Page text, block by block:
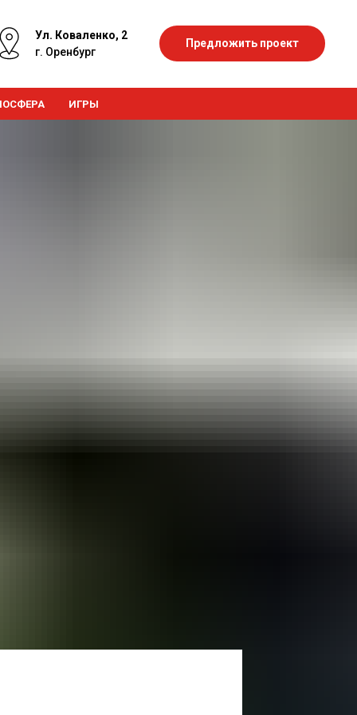
Ул. Коваленко, 2
г. Оренбург
Предложить проект
ИГРЫ